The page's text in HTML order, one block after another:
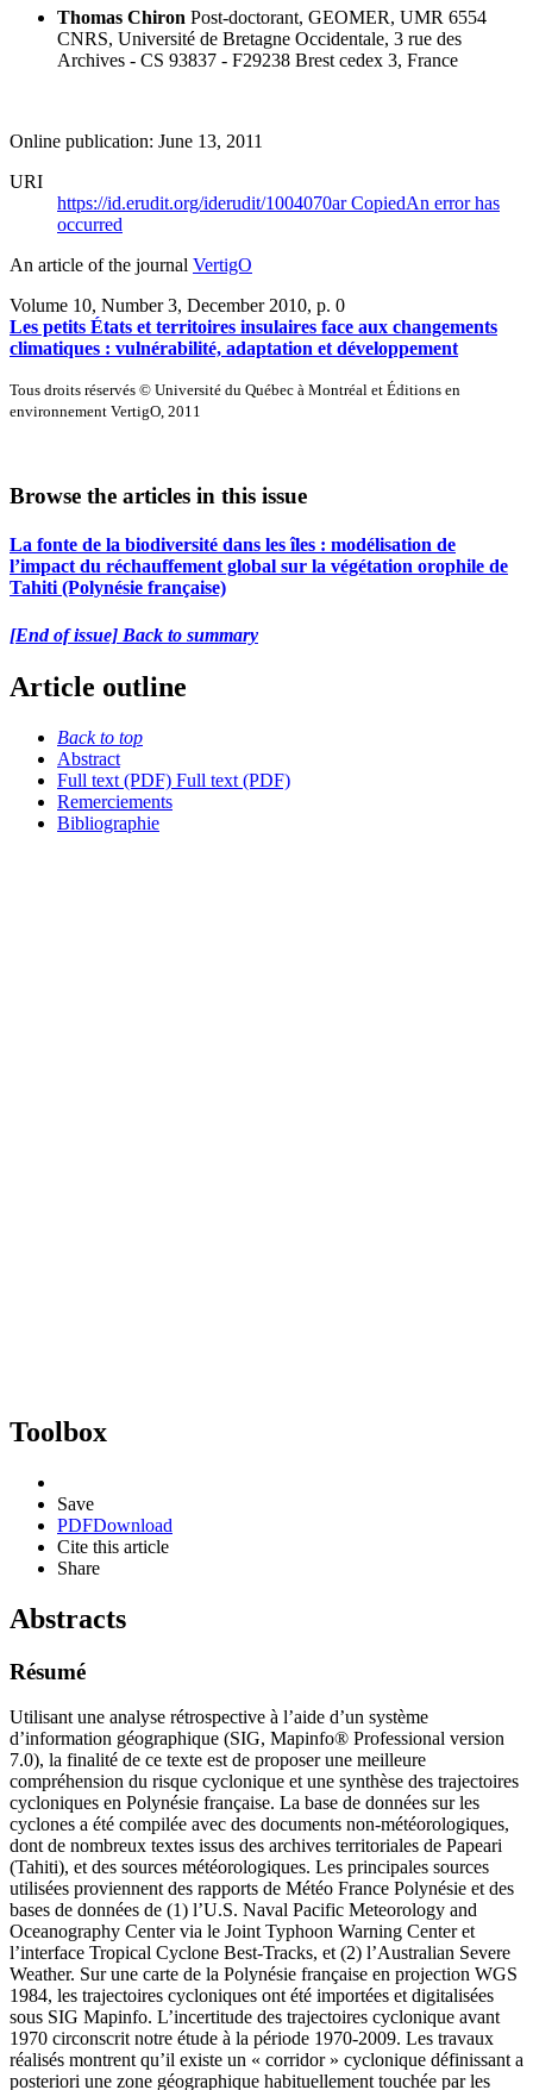
Thomas Chiron Post-doctorant, GEOMER, UMR 6554
CNRS, Université de Bretagne Occidentale, 3 rue des
Archives - CS 93837 - F29238 Brest cedex 3, France
Online publication: June 13, 2011
URI
https://id.erudit.org/iderudit/1004070arCopiedAn error has
occurred
An article of the journal VertigO
Volume 10, Number 3, December 2010, p. 0
Les petits États et territoires insulaires face aux changements
climatiques : vulnérabilité, adaptation et développement
Tous droits réservés © Université du Québec à Montréal et Éditions en
environnement VertigO, 2011
Browse the articles in this issue
La fonte de la biodiversité dans les îles : modélisation de
l’impact du réchauffement global sur la végétation orophile de
Tahiti (Polynésie française)
[End of issue] Back to summary
Article outline
Back to top
Abstract
Full text (PDF) Full text (PDF)
Remerciements
Bibliographie
Toolbox
Save
PDFDownload
Cite this article
Share
Abstracts
Résumé
Utilisant une analyse rétrospective à l’aide d’un système
d’information géographique (SIG, Mapinfo® Professional version
7.0), la finalité de ce texte est de proposer une meilleure
compréhension du risque cyclonique et une synthèse des trajectoires
cycloniques en Polynésie française. La base de données sur les
cyclones a été compilée avec des documents non-météorologiques,
dont de nombreux textes issus des archives territoriales de Papeari
(Tahiti), et des sources météorologiques. Les principales sources
utilisées proviennent des rapports de Météo France Polynésie et des
bases de données de (1) l’U.S. Naval Pacific Meteorology and
Oceanography Center via le Joint Typhoon Warning Center et
l’interface Tropical Cyclone Best-Tracks, et (2) l’Australian Severe
Weather. Sur une carte de la Polynésie française en projection WGS
1984, les trajectoires cycloniques ont été importées et digitalisées
sous SIG Mapinfo. L’incertitude des trajectoires cyclonique avant
1970 circonscrit notre étude à la période 1970-2009. Les travaux
réalisés montrent qu’il existe un « corridor » cyclonique définissant a
posteriori une zone géographique habituellement touchée par les